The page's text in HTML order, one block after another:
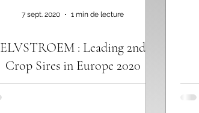
ELVSTROEM : Leading 2nd
Crop Sires in Europe 2020
7 sept. 2020 1 min de lecture